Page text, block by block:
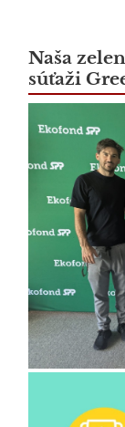
Naša
súťaži